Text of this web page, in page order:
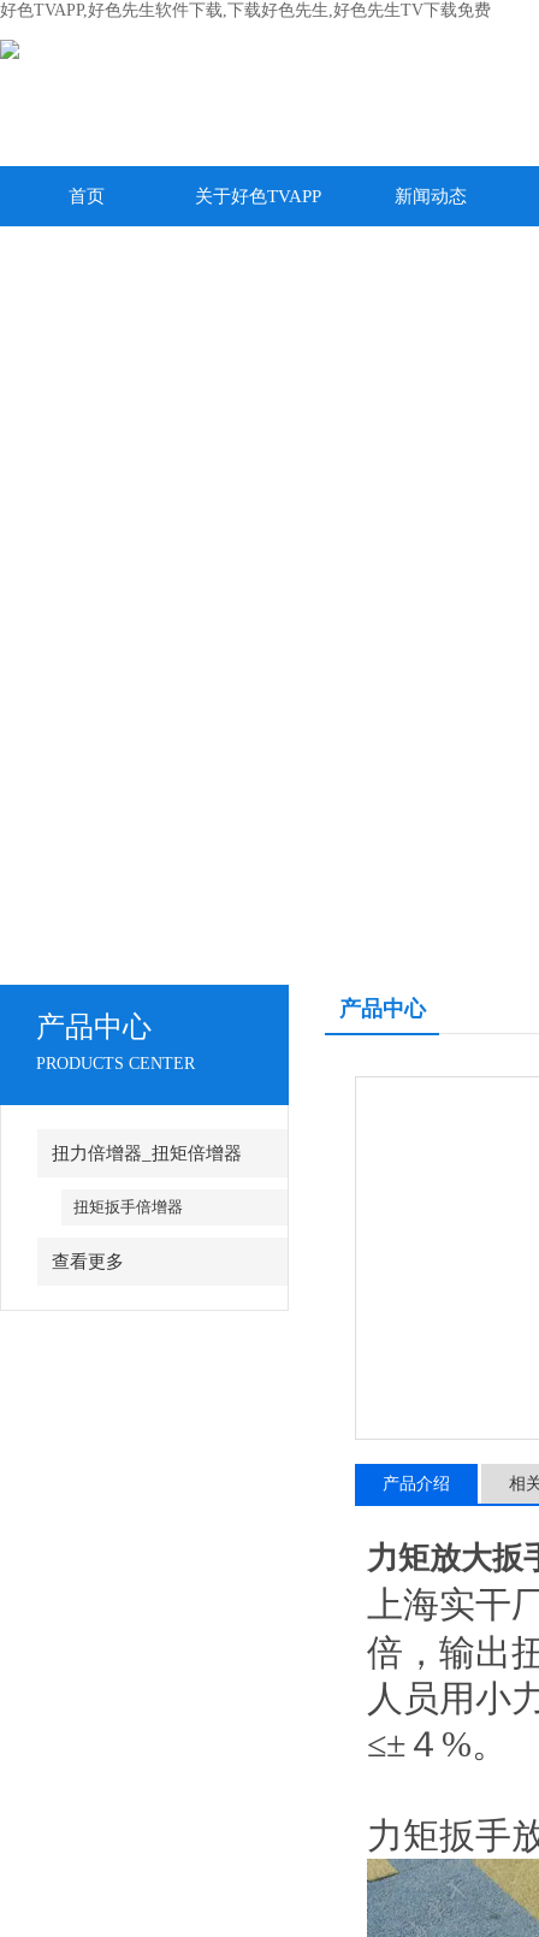
好色TVAPP,好色先生软件下载,下载好色先生,好色先生TV下载免费
首页 关于好色TVAPP 新闻动态
产品中心
PRODUCTS CENTER
扭力倍增器_扭矩倍增器
扭矩扳手倍增器
查看更多
产品中心
产品介绍 相
力矩放大扳
上海实干
倍，
人员用小
≤±４%。
力矩扳手